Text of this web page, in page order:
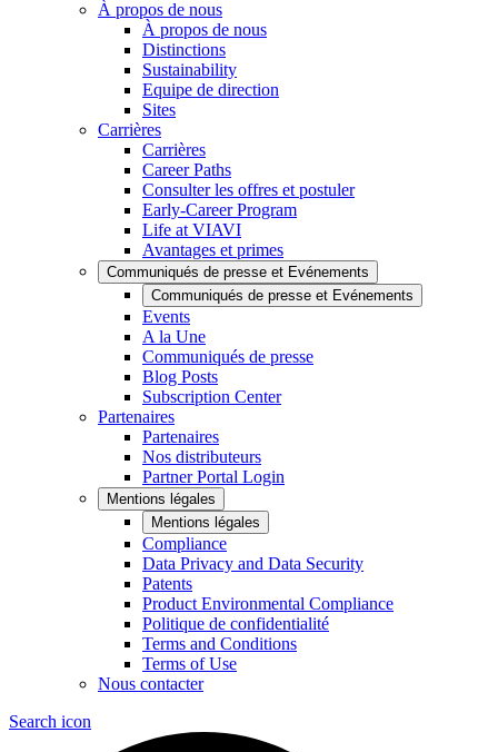
À propos de nous
À propos de nous
Distinctions
Sustainability
Equipe de direction
Sites
Carrières
Carrières
Career Paths
Consulter les offres et postuler
Early-Career Program
Life at VIAVI
Avantages et primes
Communiqués de presse et Evénements
Communiqués de presse et Evénements
Events
A la Une
Communiqués de presse
Blog Posts
Subscription Center
Partenaires
Partenaires
Nos distributeurs
Partner Portal Login
Mentions légales
Mentions légales
Compliance
Data Privacy and Data Security
Patents
Product Environmental Compliance
Politique de confidentialité
Terms and Conditions
Terms of Use
Nous contacter
Search icon